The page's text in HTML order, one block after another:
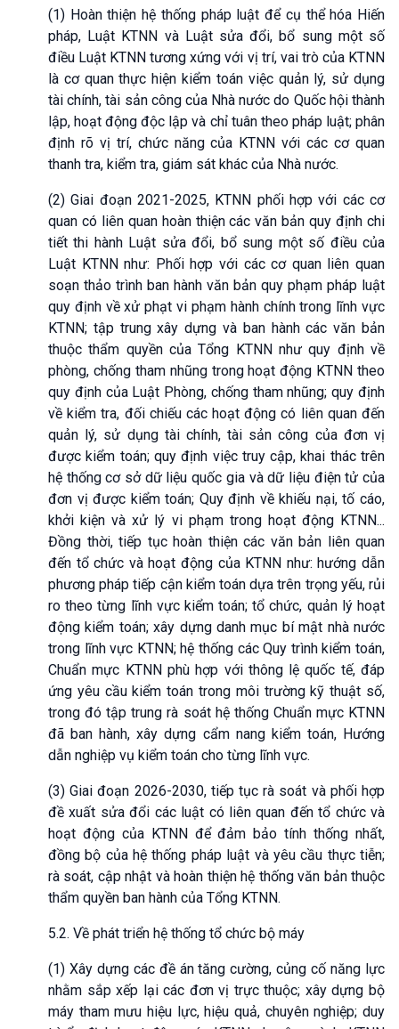
(1) Hoàn thiện hệ thống pháp luật để cụ thể hóa Hiến
pháp, Luật KTNN và Luật sửa đổi, bổ sung một số
điều Luật KTNN tương xứng với vị trí, vai trò của KTNN
là cơ quan thực hiện kiểm toán việc quản lý, sử dụng
tài chính, tài sản công của Nhà nước do Quốc hội thành
lập, hoạt động độc lập và chỉ tuân theo pháp luật; phân
định rõ vị trí, chức năng của KTNN với các cơ quan
thanh tra, kiểm tra, giám sát khác của Nhà nước.
(2) Giai đoạn 2021-2025, KTNN phối hợp với các cơ
quan có liên quan hoàn thiện các văn bản quy định chi
tiết thi hành Luật sửa đổi, bổ sung một số điều của
Luật KTNN như: Phối hợp với các cơ quan liên quan
soạn thảo trình ban hành văn bản quy phạm pháp luật
quy định về xử phạt vi phạm hành chính trong lĩnh vực
KTNN; tập trung xây dựng và ban hành các văn bản
thuộc thẩm quyền của Tổng KTNN như quy định về
phòng, chống tham nhũng trong hoạt động KTNN theo
quy định của Luật Phòng, chống tham nhũng; quy định
về kiểm tra, đối chiếu các hoạt động có liên quan đến
quản lý, sử dụng tài chính, tài sản công của đơn vị
được kiểm toán; quy định việc truy cập, khai thác trên
hệ thống cơ sở dữ liệu quốc gia và dữ liệu điện tử của
đơn vị được kiểm toán; Quy định về khiếu nại, tố cáo,
khởi kiện và xử lý vi phạm trong hoạt động KTNN...
Đồng thời, tiếp tục hoàn thiện các văn bản liên quan
đến tổ chức và hoạt động của KTNN như: hướng dẫn
phương pháp tiếp cận kiểm toán dựa trên trọng yếu, rủi
ro theo từng lĩnh vực kiểm toán; tổ chức, quản lý hoạt
động kiểm toán; xây dựng danh mục bí mật nhà nước
trong lĩnh vực KTNN; hệ thống các Quy trình kiểm toán,
Chuẩn mực KTNN phù hợp với thông lệ quốc tế, đáp
ứng yêu cầu kiểm toán trong môi trường kỹ thuật số,
trong đó tập trung rà soát hệ thống Chuẩn mực KTNN
đã ban hành, xây dựng cẩm nang kiểm toán, Hướng
dẫn nghiệp vụ kiểm toán cho từng lĩnh vực.
(3) Giai đoạn 2026-2030, tiếp tục rà soát và phối hợp
đề xuất sửa đổi các luật có liên quan đến tổ chức và
hoạt động của KTNN để đảm bảo tính thống nhất,
đồng bộ của hệ thống pháp luật và yêu cầu thực tiễn;
rà soát, cập nhật và hoàn thiện hệ thống văn bản thuộc
thẩm quyền ban hành của Tổng KTNN.
5.2. Về phát triển hệ thống tổ chức bộ máy
(1) Xây dựng các đề án tăng cường, củng cố năng lực
nhằm sắp xếp lại các đơn vị trực thuộc; xây dựng bộ
máy tham mưu hiệu lực, hiệu quả, chuyên nghiệp; duy